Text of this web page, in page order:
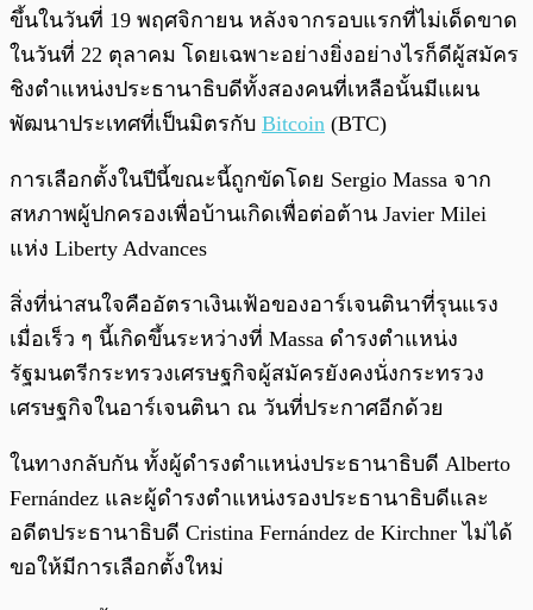
ขึ้นในวันที่ 19 พฤศจิกายน หลังจากรอบแรกที่ไม่เด็ดขาด
ในวันที่ 22 ตุลาคม โดยเฉพาะอย่างยิ่งอย่างไรก็ดีผู้สมัคร
ชิงตำแหน่งประธานาธิบดีทั้งสองคนที่เหลือนั้นมีแผน
พัฒนาประเทศที่เป็นมิตรกับ Bitcoin (BTC)
การเลือกตั้งในปีนี้ขณะนี้ถูกขัดโดย Sergio Massa จาก
สหภาพผู้ปกครองเพื่อบ้านเกิดเพื่อต่อต้าน Javier Milei
แห่ง Liberty Advances
สิ่งที่น่าสนใจคืออัตราเงินเฟ้อของอาร์เจนตินาที่รุนแรง
เมื่อเร็ว ๆ นี้เกิดขึ้นระหว่างที่ Massa ดำรงตำแหน่ง
รัฐมนตรีกระทรวงเศรษฐกิจผู้สมัครยังคงนั่งกระทรวง
เศรษฐกิจในอาร์เจนตินา ณ วันที่ประกาศอีกด้วย
ในทางกลับกัน ทั้งผู้ดำรงตำแหน่งประธานาธิบดี Alberto
Fernández และผู้ดำรงตำแหน่งรองประธานาธิบดีและ
อดีตประธานาธิบดี Cristina Fernández de Kirchner ไม่ได้
ขอให้มีการเลือกตั้งใหม่